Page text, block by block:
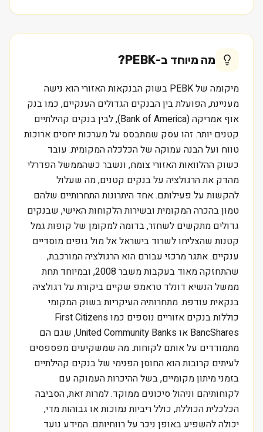
מה מיוחד ב-PEBK
?
מיקומה של PEBK בשוק הבנקאות האזורי הוא נישה
מעניינת, הפועלת בין הבנקים הגדולים הענקיים, כמו בנק
אוף אמריקה (Bank of America), לבין בנקים קהילתיים
קטנים יותר. זהו עסק שמתבסס על מערכות יחסים ארוכות
טווח ועל הבנה עמוקה של הכלכלה המקומית. עובד
כשוק ההלוואות האזורי צומח, ונשבר כשהממשל הפדרלי
מהדק את הרגולציה על בנקים קטנים, מה שעלול
להקשות על פעילותם. אחד היתרונות התחרותיים שלהם
טמון בהכרה המקומית ובשירות הלקוחות האישי, שבנקים
גדולים מתקשים לשחזר, בדומה למקומן של קופות גמל
קטנות שהצליחו לשרוד בישראל אל מול גופים מוסדיים
ענקיים. אתגר מרכזי עבורם הוא הרגולציה המורכבת,
שהתחזקה מאוד בעקבות משבר 2008, ובמיוחד תחת
ממשל הנשיא דונלד טראמפ שקיים ביקורת על רגולציה
בנקאית עודפת. מתחרותיה העיקריות בשוק המקומי
כוללות בנקים אזוריים נוספים כמו First Citizens
BancShares או United Community Banks, שגם הם
מתמודדים על אותם לקוחות. מה שמשקיעים מפספסים
לעיתים קרובות הוא החוסן הפנימי של בנקים קהילתיים
בזמני מיתון מקומיים, בשל ההיכרות העמוקה עם
לקוחותיהם וניהול סיכונים ממוקד. למרות זאת, הסביבה
הכלכלית הכוללת, כולל ריביות נמוכות או גבוהות מדי,
יכולה להשפיע באופן ניכר על רווחיותם. המידע נועד